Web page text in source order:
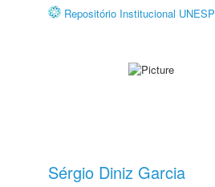
Repositório Institucional UNESP
Sérgio Diniz Garcia